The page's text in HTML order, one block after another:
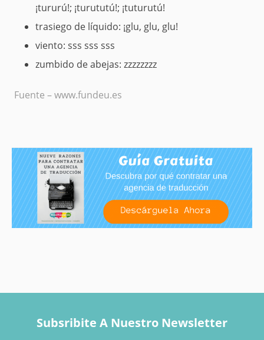
¡tururú!; ¡turututú!; ¡tuturutú!
trasiego de líquido: ¡glu, glu, glu!
viento: sss sss sss
zumbido de abejas: zzzzzzzz
Fuente – www.fundeu.es
Subsribite A Nuestro Newsletter